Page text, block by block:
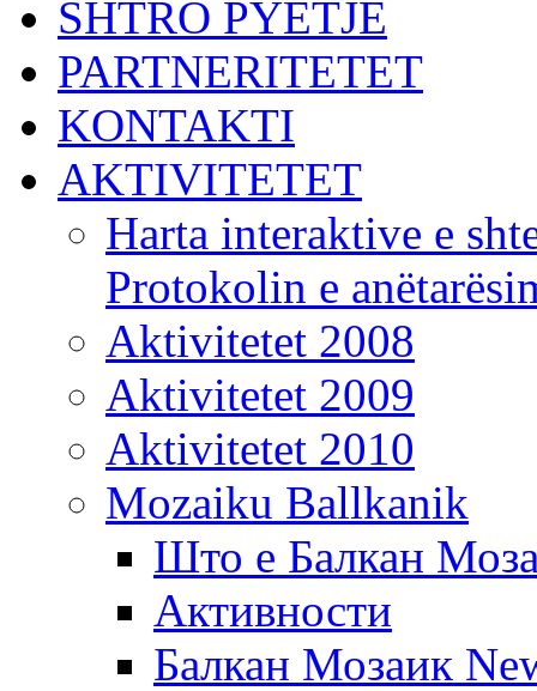
SHTRO PYETJE
PARTNERITETET
KONTAKTI
AKTIVITETET
Harta interaktive e
Protokolin e
Aktivitetet 2008
Aktivitetet 2009
Aktivitetet 2010
Mozaiku Ballkanik
Што е Балкан
Активности
Балкан Мозаик